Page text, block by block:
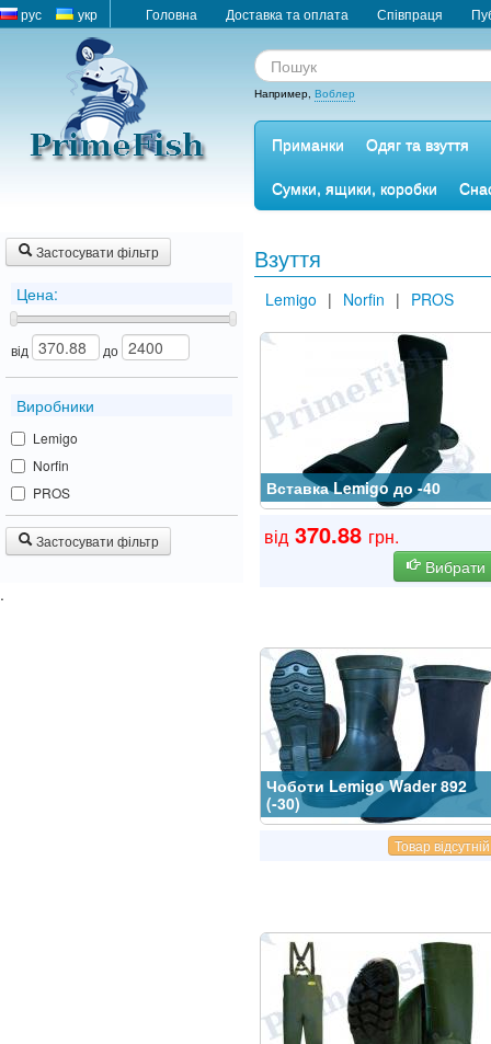
рус укр Головна Доставка та оплата Співпраця
Например, Воблер
Приманки
Одяг та взуття
Сумки, ящики, коробки
Застосувати фільтр
Цена:
від до
Виробники
Lemigo
Norfin
PROS
Застосувати фільтр
.
Взуття
Lemigo | Norfin | PROS
Вставка Lemigo до -40
від 370.88 грн.
Вибрати
Чоботи Lemigo Wader 892
(-30)
Товар відсутній